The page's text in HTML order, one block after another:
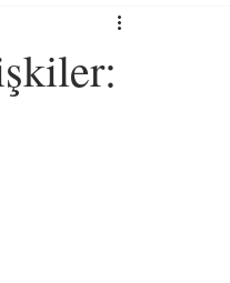
Dayanıklılık